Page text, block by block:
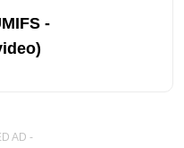
-
AD -